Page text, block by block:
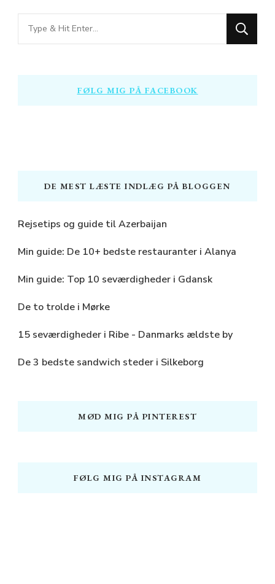
Looking
for
FØLG MIG PÅ FACEBOOK
DE MEST LÆSTE INDLÆG PÅ BLOGGEN
Rejsetips og guide til Azerbaijan
Min guide: De 10+ bedste restauranter i Alanya
Min guide: Top 10 seværdigheder i Gdansk
De to trolde i Mørke
15 seværdigheder i Ribe - Danmarks ældste by
De 3 bedste sandwich steder i Silkeborg
MØD MIG PÅ PINTEREST
FØLG MIG PÅ INSTAGRAM